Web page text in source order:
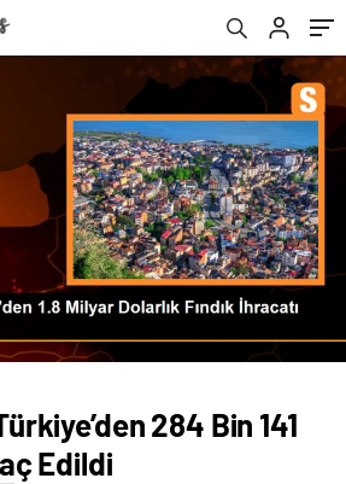
284 Bin 141
Edildi